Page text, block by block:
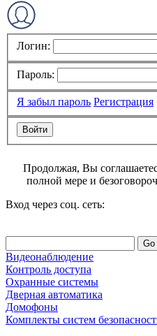
Логин:
Пароль:
Я забыл пароль Регистрация
Продолжая, Вы
полной мере и
Вход через соц. сеть:
Go
Видеонаблюдение
Контроль доступа
Охранные системы
Дверная автоматика
Домофоны
Комплекты систем